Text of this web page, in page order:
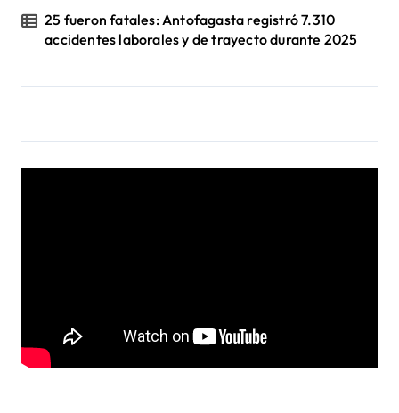
25 fueron fatales: Antofagasta registró 7.310
accidentes laborales y de trayecto durante 2025